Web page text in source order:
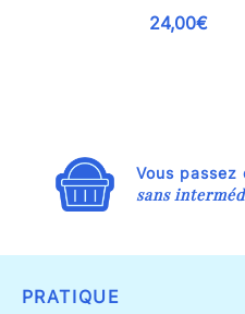
24,00€
Vous passez
sans
PRATIQUE